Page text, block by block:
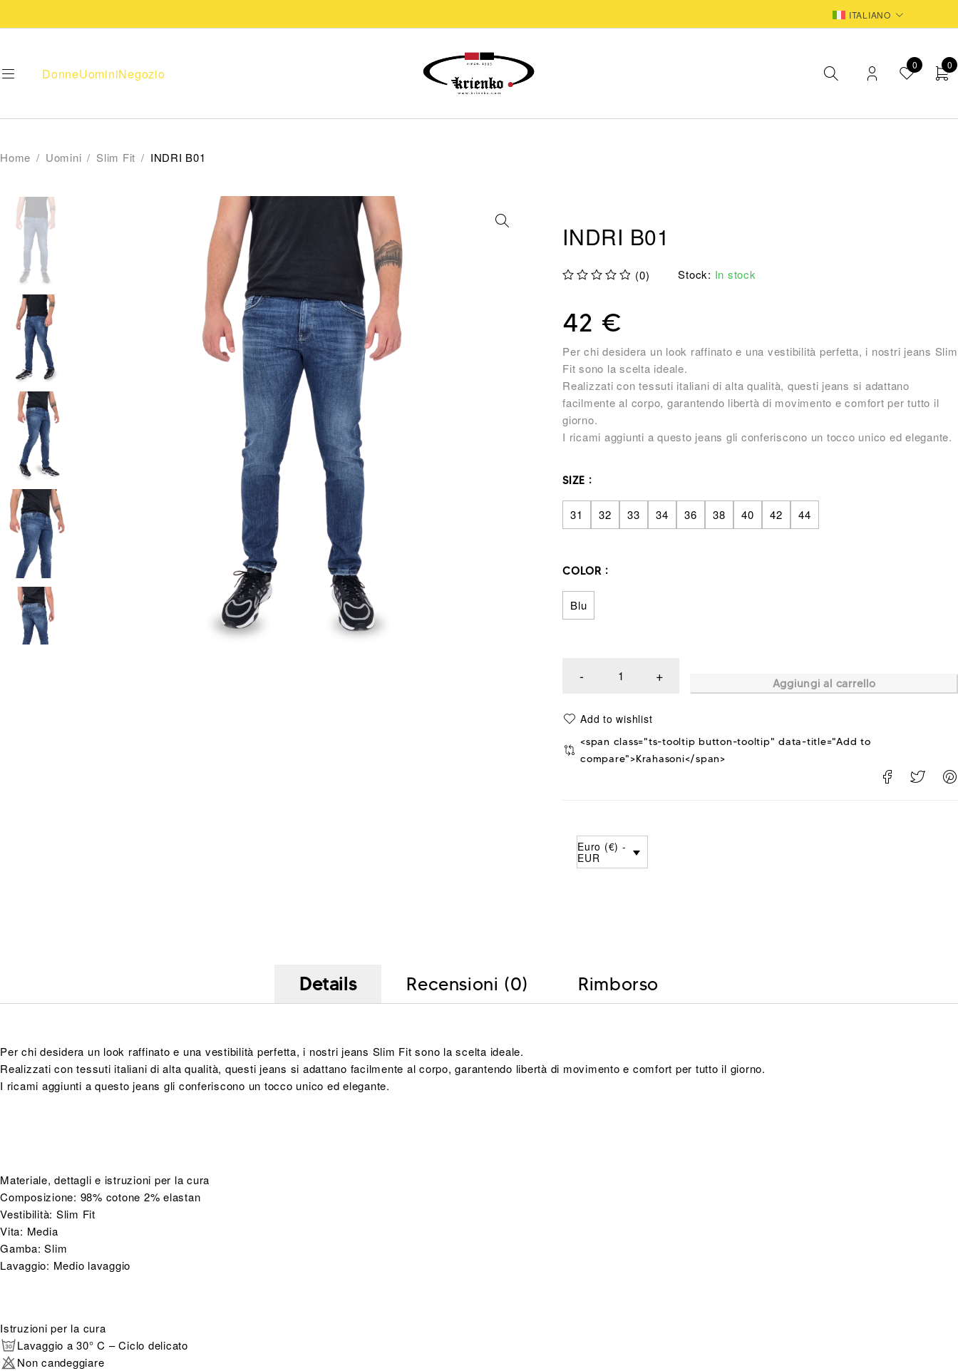
ITALIANO
DonneUominiNegozio
0 0
Home / Uomini / Slim Fit / INDRI B01
INDRI B01
(0) Stock: In stock
Per chi desidera un look raffinato e una vestibilità perfetta, i nostri jeans Slim
Fit sono la scelta ideale.
Realizzati con tessuti italiani di alta qualità, questi jeans si adattano
facilmente al corpo, garantendo libertà di movimento e comfort per tutto il
giorno.
I ricami aggiunti a questo jeans gli conferiscono un tocco unico ed elegante.
42 €
SIZE
31 32 33 34 36 38 40 42 44
COLOR
Blu
Aggiungi al carrello
<span class="ts-tooltip button-tooltip" data-title="Add to
compare">Krahasoni</span>
Euro (€) -
EUR
Details Recensioni (0) Rimborso
Per chi desidera un look raffinato e una vestibilità perfetta, i nostri jeans Slim Fit sono la scelta ideale.
Realizzati con tessuti italiani di alta qualità, questi jeans si adattano facilmente al corpo, garantendo libertà di movimento e comfort per tutto il giorno.
I ricami aggiunti a questo jeans gli conferiscono un tocco unico ed elegante.
Materiale, dettagli e istruzioni per la cura
Composizione: 98% cotone 2% elastan
Vestibilità: Slim Fit
Vita: Media
Gamba: Slim
Lavaggio: Medio lavaggio
Istruzioni per la cura
Lavaggio a 30° C – Ciclo delicato
Non candeggiare